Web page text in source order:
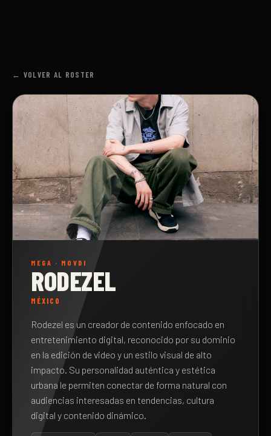
← VOLVER AL ROSTER
MEGA · MOVDI
RODEZEL
MÉXICO
Rodezel es un creador de contenido enfocado en
entretenimiento digital, reconocido por su dominio
en la edición de video y un estilo visual de alto
impacto. Su personalidad auténtica y estética
urbana le permiten conectar de forma natural con
audiencias interesadas en tendencias, cultura
digital y contenido dinámico.